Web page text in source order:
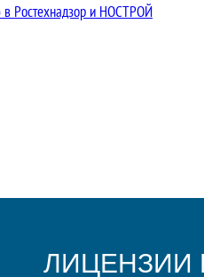
Ростехнадзор и НОСТРОЙ
ЛИЦЕНЗИИ